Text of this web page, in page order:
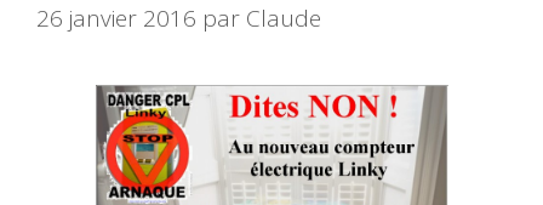
26 janvier 2016 par Claude